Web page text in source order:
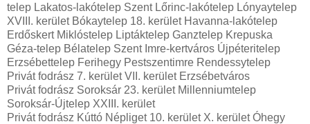
telep Lakatos-lakótelep Szent Lőrinc-lakótelep Lónyaytelep
XVIII. kerület Bókaytelep 18. kerület Havanna-lakótelep
Erdőskert Miklóstelep Liptáktelep Ganztelep Krepuska
Géza-telep Bélatelep Szent Imre-kertváros Újpéteritelep
Erzsébettelep Ferihegy Pestszentimre Rendessytelep
Privát fodrász 7. kerület VII. kerület Erzsébetváros
Privát fodrász Soroksár 23. kerület Millenniumtelep
Soroksár-Újtelep XXIII. kerület
Privát fodrász Kúttó Népliget 10. kerület X. kerület Óhegy